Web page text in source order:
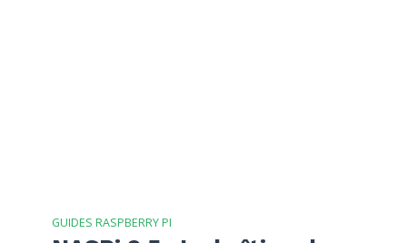
GUIDES RASPBERRY PI